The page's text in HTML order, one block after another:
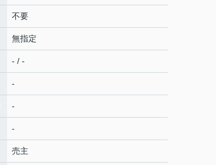
不要
無指定
- / -
-
-
-
売主